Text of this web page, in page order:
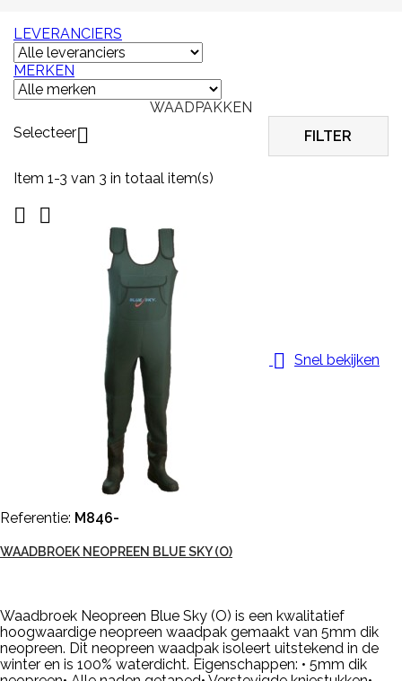
LEVERANCIERS
MERKEN
WAADPAKKEN
Selecteer FILTER
Item 1-3 van 3 in totaal item(s)
 
 Snel bekijken
Referentie: M846-
WAADBROEK NEOPREEN BLUE SKY (O)
Waadbroek Neopreen Blue Sky (O) is een kwalitatief
hoogwaardige neopreen waadpak gemaakt van 5mm dik
neopreen. Dit neopreen waadpak isoleert uitstekend in de
winter en is 100% waterdicht. Eigenschappen: • 5mm dik